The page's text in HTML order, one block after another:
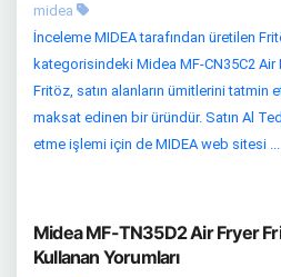
midea
İnceleme MIDEA tarafından üretilen
kategorisindeki Midea MF-CN35C2 Air
Fritöz, satın alanların ümitlerini tatmin
maksat edinen bir üründür. Satın Al
etme işlemi için de MIDEA web sitesi ...
Midea MF-TN35D2 Air Fryer
Kullanan Yorumları